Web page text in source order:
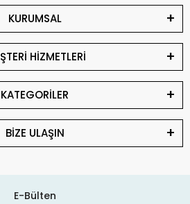
KURUMSAL
HİZMETLERİ
KATEGORİLER
BİZE ULAŞIN
E-Bülten